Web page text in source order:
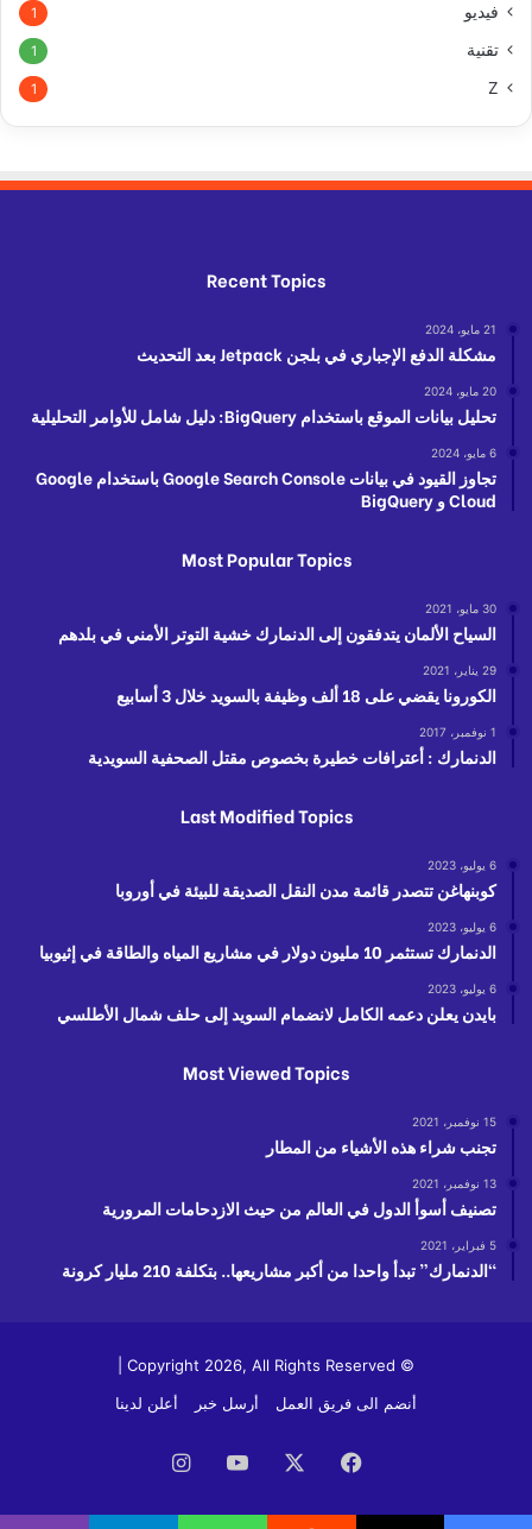
فيديو 1
تقنية 1
Z
1
Recent Topics
21 مايو، 2024
مشكلة الدفع الإجباري في بلجن Jetpack بعد التحديث
20 مايو، 2024
تحليل بيانات الموقع باستخدام BigQuery: دليل شامل للأوامر التحليلية
6 مايو، 2024
تجاوز القيود في بيانات Google Search Console باستخدام Google
Cloud و BigQuery
Most Popular Topics
30 مايو، 2021
‫‫السياح الألمان يتدفقون إلى الدنمارك خشية التوتر الأمني في بلدهم
29 يناير، 2021
الكورونا يقضي على 18 ألف وظيفة بالسويد خلال 3 أسابيع
1 نوفمبر، 2017
الدنمارك : أعترافات خطيرة بخصوص مقتل الصحفية السويدية
Last Modified Topics
6 يوليو، 2023
كوبنهاغن تتصدر قائمة مدن النقل الصديقة للبيئة في أوروبا
6 يوليو، 2023
الدنمارك تستثمر 10 مليون دولار في مشاريع المياه والطاقة في إثيوبيا
6 يوليو، 2023
بايدن يعلن دعمه الكامل لانضمام السويد إلى حلف شمال الأطلسي
Most Viewed Topics
15 نوفمبر، 2021
تجنب شراء هذه الأشياء من المطار
13 نوفمبر، 2021
تصنيف أسوأ الدول في العالم من حيث الازدحامات المرورية
5 فبراير، 2021
“الدنمارك” تبدأ واحدا من أكبر مشاريعها.. بتكلفة 210 مليار كرونة
© Copyright 2026, All Rights Reserved |
أنضم الى فريق العمل
أرسل خبر أعلن لدينا
فيسبوك ‫YouTube